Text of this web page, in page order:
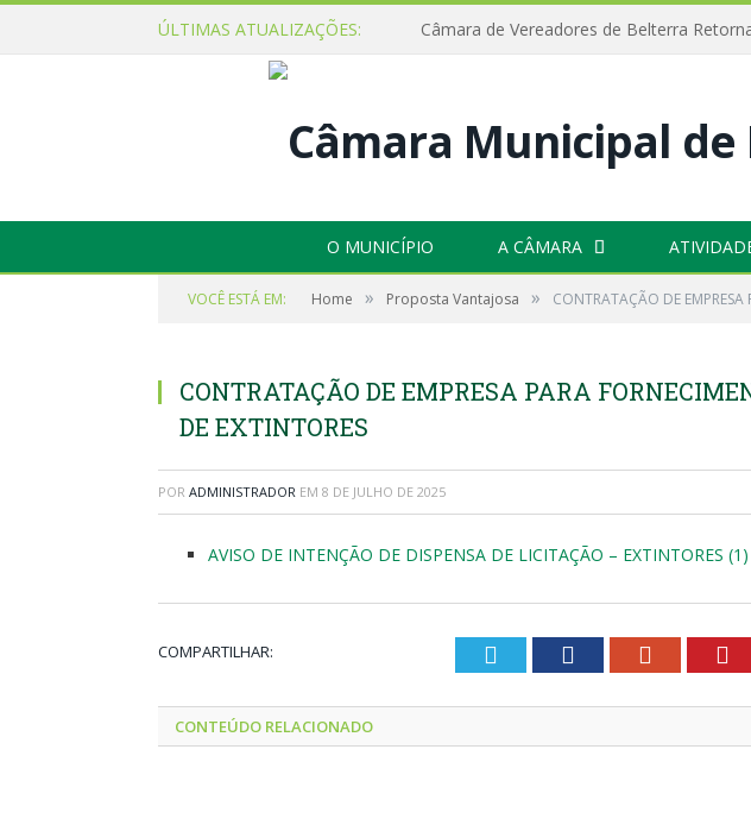
ÚLTIMAS ATUALIZAÇÕES:
O MUNICÍPIO A CÂMARA
VOCÊ ESTÁ EM: Home » Proposta Vantajosa » CONTRATAÇÃO DE EMPRESA
CONTRATAÇÃO DE EMPRESA PARA
DE EXTINTORES
POR ADMINISTRADOR EM 8 DE JULHO DE 2025
AVISO DE INTENÇÃO DE DISPENSA DE LICITAÇÃO – EXTINTORES
COMPARTILHAR: Twitter Facebook Google+
CONTEÚDO RELACIONADO